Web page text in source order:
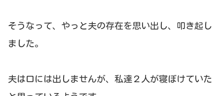
そうなって、やっと夫の存在を思い出し、叩き起し
ました。
夫は口には出しませんが、私達２人が寝ぼけていた